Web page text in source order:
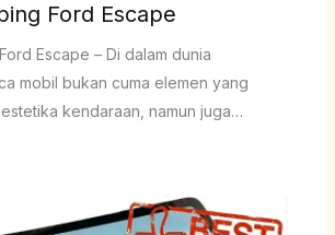
Ford Escape
Escape – Di dalam dunia
mobil bukan cuma elemen yang
kendaraan, namun juga…